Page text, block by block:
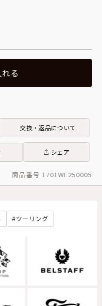
る
交換・返品について
シェア
商品番号 1701WE250005
ツーリング